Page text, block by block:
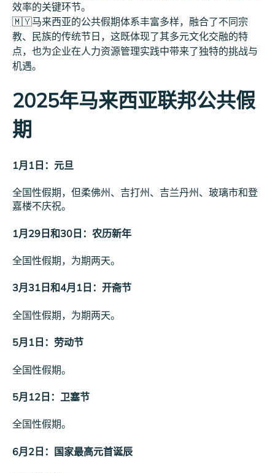
效率的关键环节。
🇲🇾马来西亚的公共假期体系丰富多样，融合了不同宗
教、民族的传统节日，这既体现了其多元文化交融的特
点，也为企业在人力资源管理实践中带来了独特的挑战与
机遇。
2025年马来西亚联邦公共假
期
1月1日：元旦
全国性假期，但柔佛州、吉打州、吉兰丹州、玻璃市和登
嘉楼不庆祝。
1月29日和30日：农历新年
全国性假期，为期两天。
3月31日和4月1日：开斋节
全国性假期，为期两天。
5月1日：劳动节
全国性假期。
5月12日：卫塞节
全国性假期。
6月2日：国家最高元首诞辰